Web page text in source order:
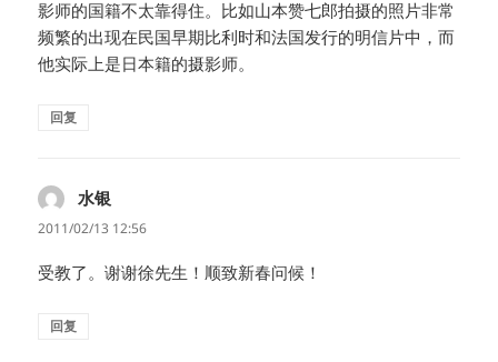
影师的国籍不太靠得住。比如山本赞七郎拍摄的照片非常
频繁的出现在民国早期比利时和法国发行的明信片中，而
他实际上是日本籍的摄影师。
回复
水银
道：
2011/02/13 12:56
受教了。谢谢徐先生！顺致新春问候！
回复